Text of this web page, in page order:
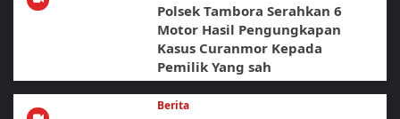
Polsek Tambora Serahkan 6
Motor Hasil Pengungkapan
Kasus Curanmor Kepada
Pemilik Yang sah
Berita